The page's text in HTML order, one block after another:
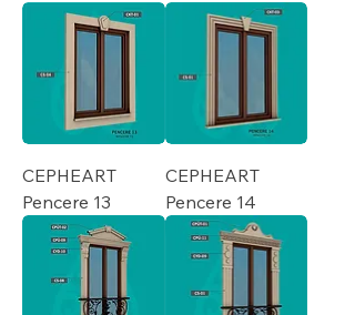
CEPHEART
Pencere 13
CEPHEART
Pencere 14